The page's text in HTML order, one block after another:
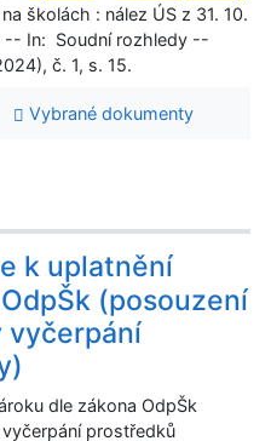
školách : nález ÚS z 31. 10.
In: Soudní rozhledy --
č. 1, s. 15.
Vybrané dokumenty
k uplatnění
(posouzení
vyčerpání
dle zákona OdpŠk
prostředků